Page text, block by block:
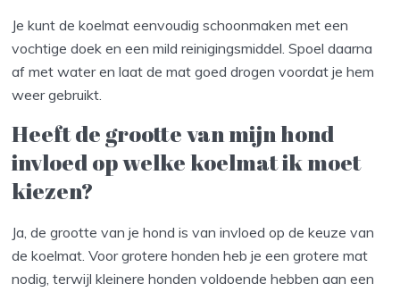
Je kunt de koelmat eenvoudig schoonmaken met een
vochtige doek en een mild reinigingsmiddel. Spoel daarna
af met water en laat de mat goed drogen voordat je hem
weer gebruikt.
Heeft de grootte van mijn hond
invloed op welke koelmat ik moet
kiezen?
Ja, de grootte van je hond is van invloed op de keuze van
de koelmat. Voor grotere honden heb je een grotere mat
nodig, terwijl kleinere honden voldoende hebben aan een